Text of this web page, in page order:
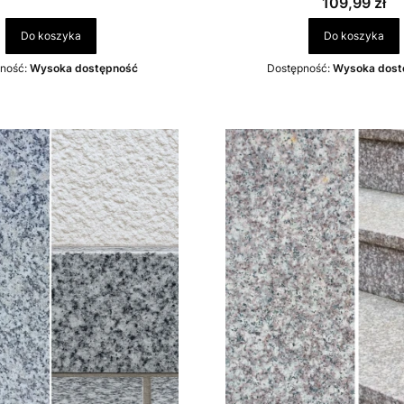
Do koszyka
Wysoka dostępność
Do koszyka
Dostępność: Wysoka